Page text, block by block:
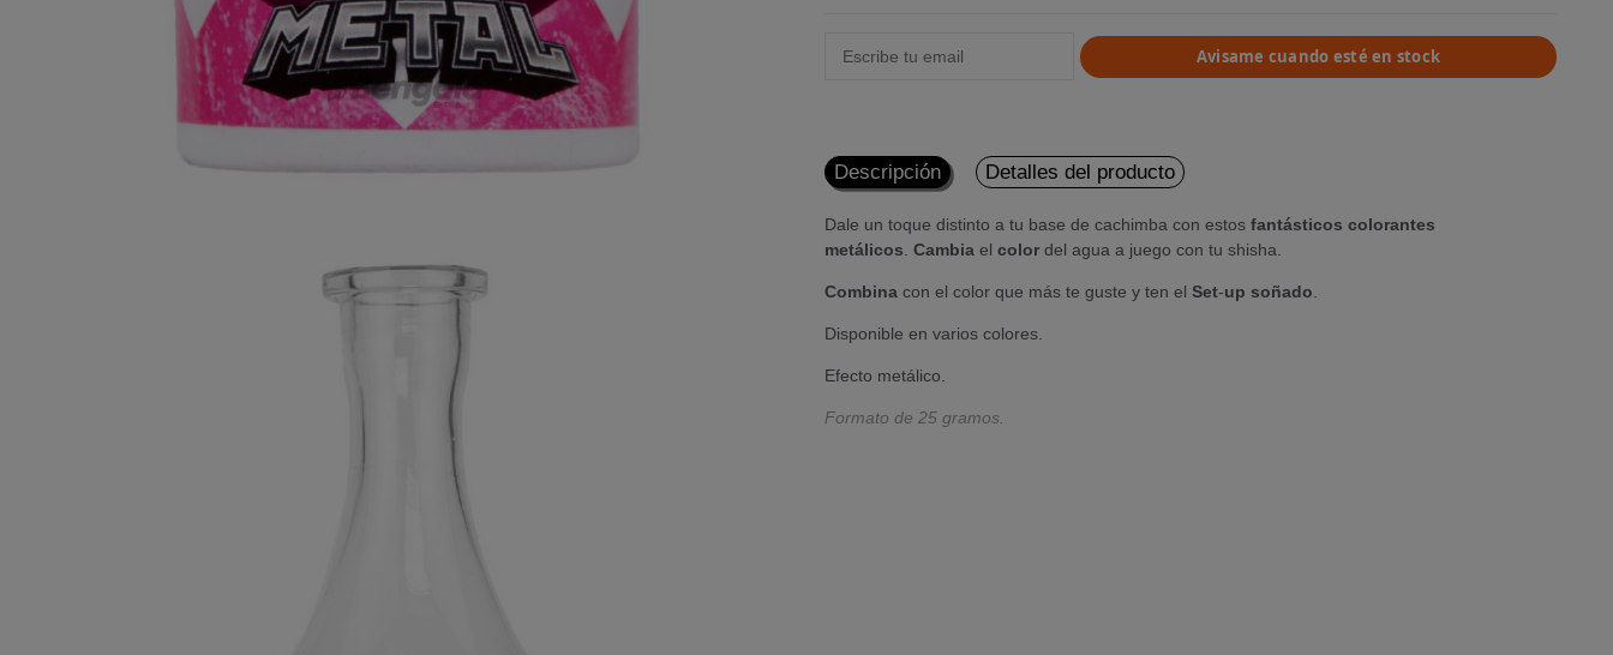
Avisame cuando esté en stock
Descripción Detalles del producto
Dale un toque distinto a tu base de cachimba con estos fantásticos colorantes
metálicos Cambia el color del agua a juego con tu shisha.
Combina con el color que más te guste y ten el Set-up soñado
Disponible en varios colores.
Efecto metálico.
Formato de 25 gramos.